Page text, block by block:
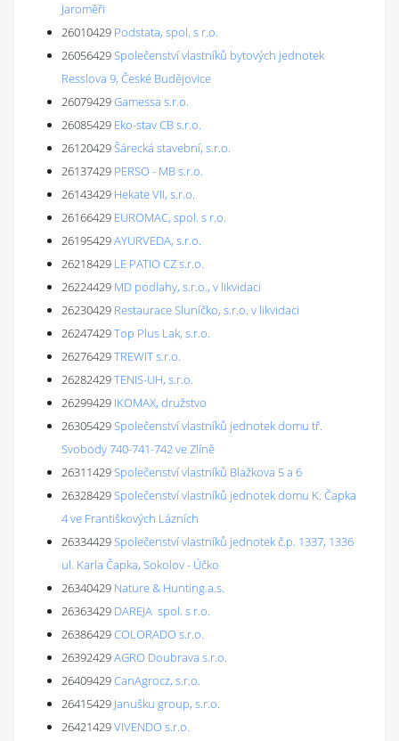
Jaroměři
26010429 Podstata, spol. s r.o.
26056429Společenství vlastníků bytových jednotek
Resslova 9, České Budějovice
26079429Gamessa s.r.o.
26085429 Eko-stav CB s.r.o.
26120429Šárecká stavební, s.r.o.
26137429 PERSO - MB s.r.o.
26143429 Hekate VII, s.r.o.
26166429 EUROMAC, spol. s r.o.
26195429AYURVEDA, s.r.o.
26218429 LE PATIO CZ s.r.o.
26224429 MD podlahy, s.r.o., v likvidaci
26230429 Restaurace Sluníčko, s.r.o. v likvidaci
26247429Top Plus Lak, s.r.o.
26276429TREWIT s.r.o.
26282429TENIS-UH, s.r.o.
26299429 IKOMAX, družstvo
26305429Společenství vlastníků jednotek domu tř.
Svobody 740-741-742 ve Zlíně
26311429Společenství vlastníků Blažkova 5 a 6
26328429Společenství vlastníků jednotek domu K. Čapka
4 ve Františkových Lázních
26334429Společenství vlastníků jednotek č.p. 1337, 1336
ul. Karla Čapka, Sokolov - Účko
26340429 Nature & Hunting a.s.
26363429 DAREJA spol. s r.o.
26386429COLORADO s.r.o.
26392429AGRO Doubrava s.r.o.
26409429CanAgrocz, s.r.o.
26415429 Janušku group, s.r.o.
26421429VIVENDO s.r.o.